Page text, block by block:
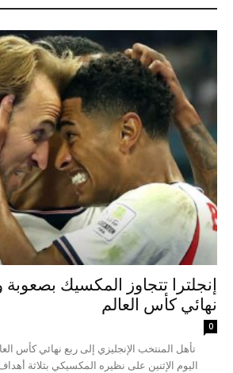
إنجلترا تتجاوز المكسيك بصعوبة
نهائي كأس العالم
0
اليوم الإثنين على نظيره المكسيكي بثلاثة